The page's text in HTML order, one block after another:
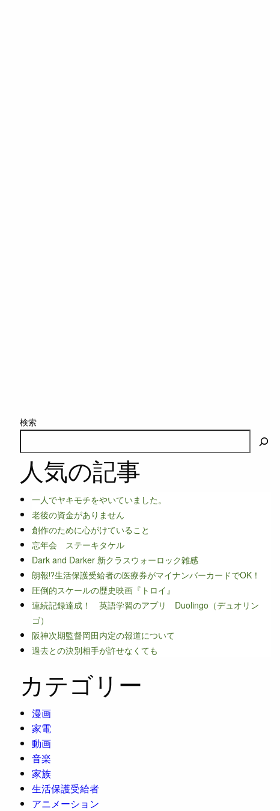
検索
人気の記事
一人でヤキモチをやいていました。
老後の資金がありません
創作のために心がけていること
忘年会 ステーキタケル
Dark and Darker 新クラスウォーロック雑感
朗報⁉生活保護受給者の医療券がマイナンバーカードでOK！
圧倒的スケールの歴史映画『トロイ』
連続記録達成！ 英語学習のアプリ Duolingo（デュオリン
ゴ）
阪神次期監督岡田内定の報道について
過去との決別相手が許せなくても
カテゴリー
漫画
家電
動画
音楽
家族
生活保護受給者
アニメーション